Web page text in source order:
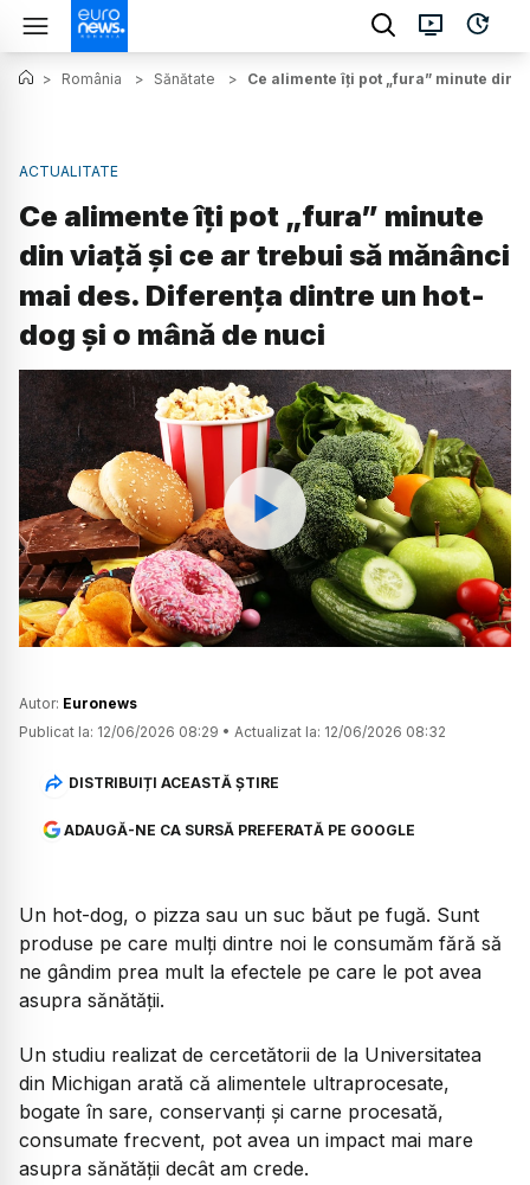
> România > Sănătate > Ce alimente îți pot „fura” minute din
ACTUALITATE
Ce alimente îți pot „fura” minute
din viață și ce ar trebui să mănânci
mai des. Diferența dintre un hot-
dog și o mână de nuci
Watch
Autor: Euronews
Publicat la: 12/06/2026 08:29 • Actualizat la: 12/06/2026 08:32
DISTRIBUIȚI ACEASTĂ ȘTIRE
ADAUGĂ-NE CA SURSĂ PREFERATĂ PE GOOGLE
Un hot-dog, o pizza sau un suc băut pe fugă. Sunt
produse pe care mulți dintre noi le consumăm fără să
ne gândim prea mult la efectele pe care le pot avea
asupra sănătății.
Un studiu realizat de cercetătorii de la Universitatea
din Michigan arată că alimentele ultraprocesate,
bogate în sare, conservanți și carne procesată,
consumate frecvent, pot avea un impact mai mare
asupra sănătății decât am crede.